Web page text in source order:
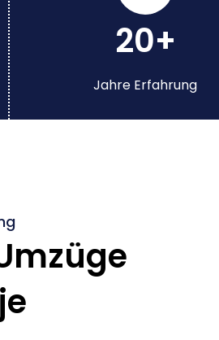
20+
Jahre Erfahrung